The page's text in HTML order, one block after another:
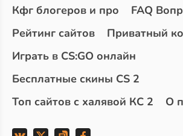
Кфг блогеров и про
FAQ
Рейтинг сайтов
Приватный
Играть в CS:GO онлайн
Бесплатные скины CS 2
Топ сайтов с халявой КС 2
О